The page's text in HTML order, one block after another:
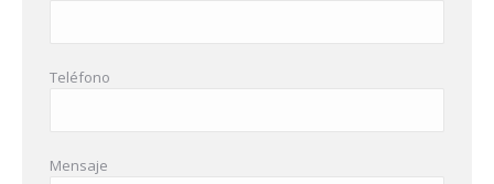
Teléfono
Mensaje